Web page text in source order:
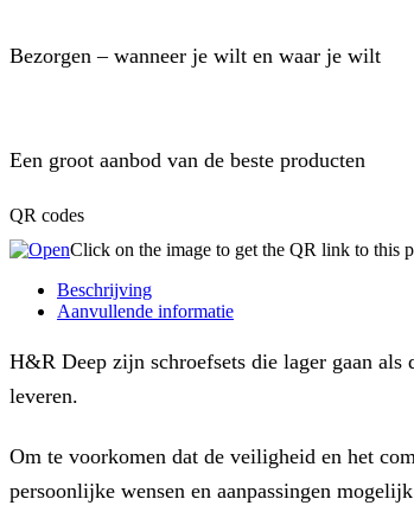
Bezorgen – wanneer je wilt en waar je wilt
Een groot aanbod van de beste producten
QR codes
Click on the image to get the QR link to this
Beschrijving
Aanvullende informatie
H&R Deep zijn schroefsets die lager gaan
leveren.
Om te voorkomen dat de veiligheid en het
persoonlijke wensen en aanpassingen